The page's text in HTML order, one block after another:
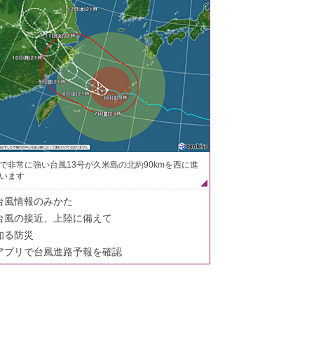
非常に強い台風13号が久米島の北約90kmを西に進
ます
風情報のみかた
風の接近、上陸に備えて
る防災
プリで台風進路予報を確認